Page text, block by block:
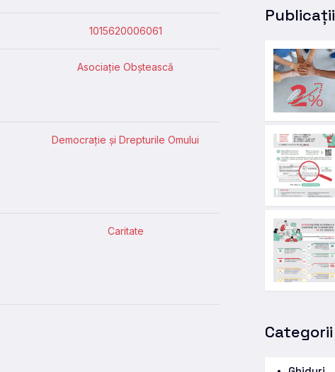
1015620006061
Asociație Obștească
Democrație și Drepturile Omului
Caritate
Categorii